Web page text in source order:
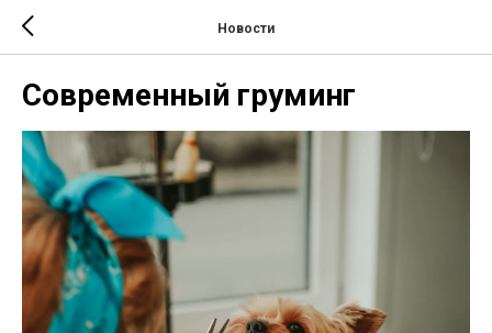
Новости
Современный груминг